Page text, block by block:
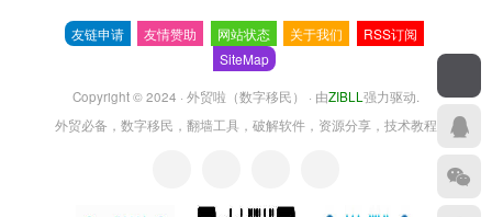
友链申请 友情赞助 网站状态 关于我们
RSS订阅
SiteMap
Copyright © 2024 · 外贸啦（数字移民） · 由ZIBLL 强力驱动.
外贸必备，数字移民，翻墙工具，破解软件，资源分享，技术教程